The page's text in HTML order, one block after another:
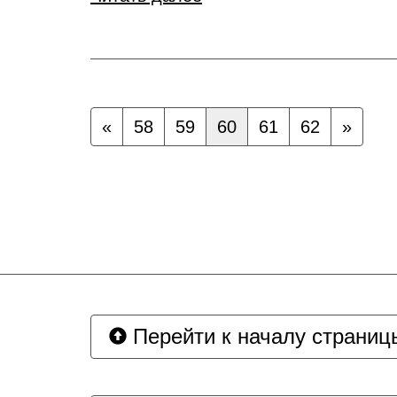
« 58 59 60 61 62 »
Перейти к началу